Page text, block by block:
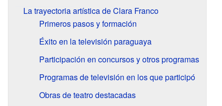
La trayectoria artística de Clara Franco
Primeros pasos y formación
Éxito en la televisión paraguaya
Participación en concursos y otros programas
Programas de televisión en los que participó
Obras de teatro destacadas